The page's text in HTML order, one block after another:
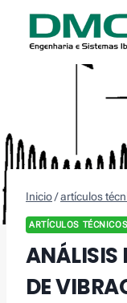
Contenido
Inicio/artículos
ARTÍCULOS TÉCNICOS
ANÁLISIS
DE